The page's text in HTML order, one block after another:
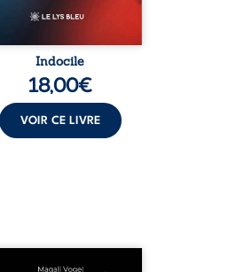
Indocile
18,00€
VOIR CE LIVRE
soin de celles et